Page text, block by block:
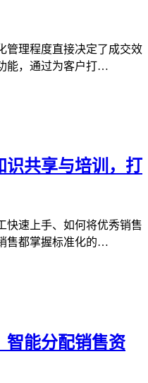
管理程度直接决定了成交效
能，通过为客户打…
共享与培训，打
快速上手、如何将优秀销售
售都掌握标准化的…
智能分配销售资